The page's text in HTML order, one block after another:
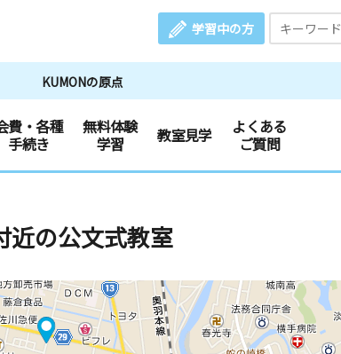
学習中の方
KUMONの原点
費・各種
手続き
無料体験
学習
教室見学
よくある
ご質問
近の公文式教室